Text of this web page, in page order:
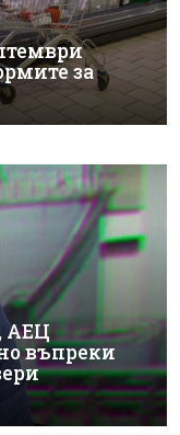
за
АЕЦ
въпреки